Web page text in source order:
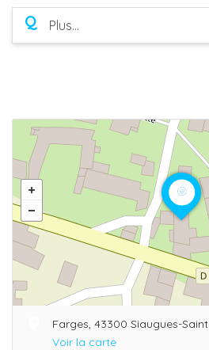
Q Plus...
Farges, 43300 Siaugues-
Voir la carte